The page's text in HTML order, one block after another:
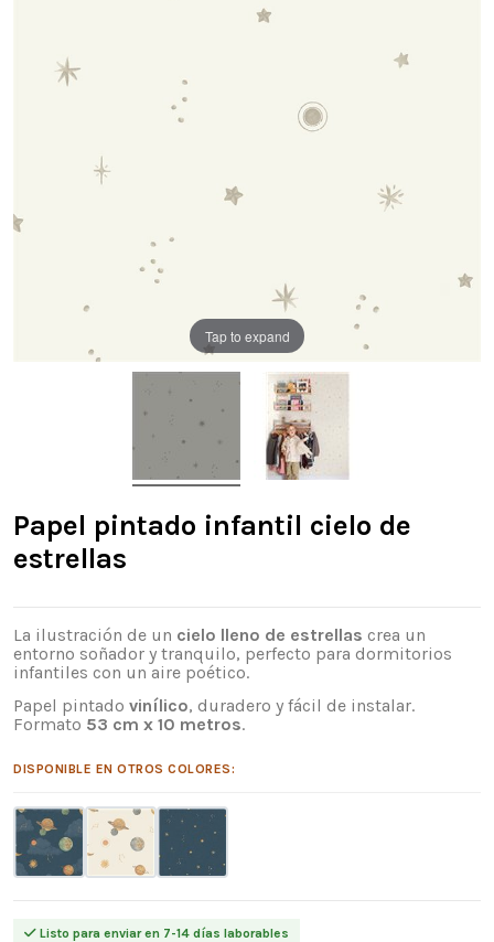
Tap to expand
Papel pintado infantil cielo de
estrellas
La ilustración de un cielo lleno de estrellas crea un
entorno soñador y tranquilo, perfecto para dormitorios
infantiles con un aire poético.
Papel pintado vinílico, duradero y fácil de instalar.
Formato 53 cm x 10 metros.
DISPONIBLE EN OTROS COLORES:
Listo para enviar en 7-14 días laborables